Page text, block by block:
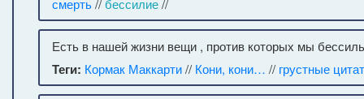
смерть//бессилие//
Есть в нашей жизни вещи , против которых мы
Теги: Кормак Маккарти// Кони, кони… // грустные